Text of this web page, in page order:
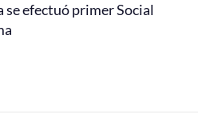
efectuó primer Social